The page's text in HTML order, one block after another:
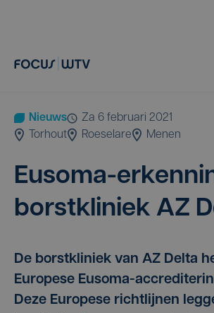
Nieuws
za 6 februari 2021
Torhout
Roeselare Menen
Eus­oma-
borst­kli­niek AZ
De borstkliniek van AZ Delta
Europese Eusoma-
Deze Europese richtlijnen